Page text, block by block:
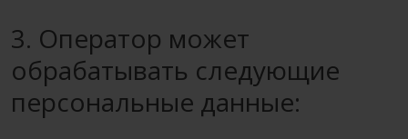
3. Оператор может
обрабатывать следующие
персональные данные: